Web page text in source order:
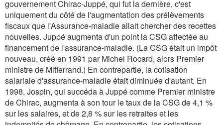
gouvernement Chirac-Juppé, qui fut la dernière, c'est
uniquement du côté de l'augmentation des prélèvements
fiscaux que l'Assurance-maladie allait chercher des recettes
nouvelles. Juppé augmenta d'un point la CSG affectée au
financement de l'assurance-maladie. (La CSG était un impôt
nouveau, créé en 1991 par Michel Rocard, alors Premier
ministre de Mitterrand.) En contrepartie, la cotisation
salariale d'assurance-maladie était diminuée d'autant. En
1998, Jospin, qui succéda à Juppé comme Premier ministre
de Chirac, augmenta à son tour le taux de la CSG de 4,1 %
sur les salaires, et de 2,8 % sur les retraites et les